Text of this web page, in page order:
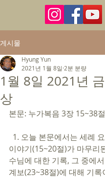
게시물
1월 8일 2021년
상
Hyung Yun
2021년 1월 8일 2분 분량
본문: 누가복음 3장 15~38절
이야기(15~20절)가 마무리
수님에 대한 기록, 그 중에
계보(23~38절)에 대해 기록